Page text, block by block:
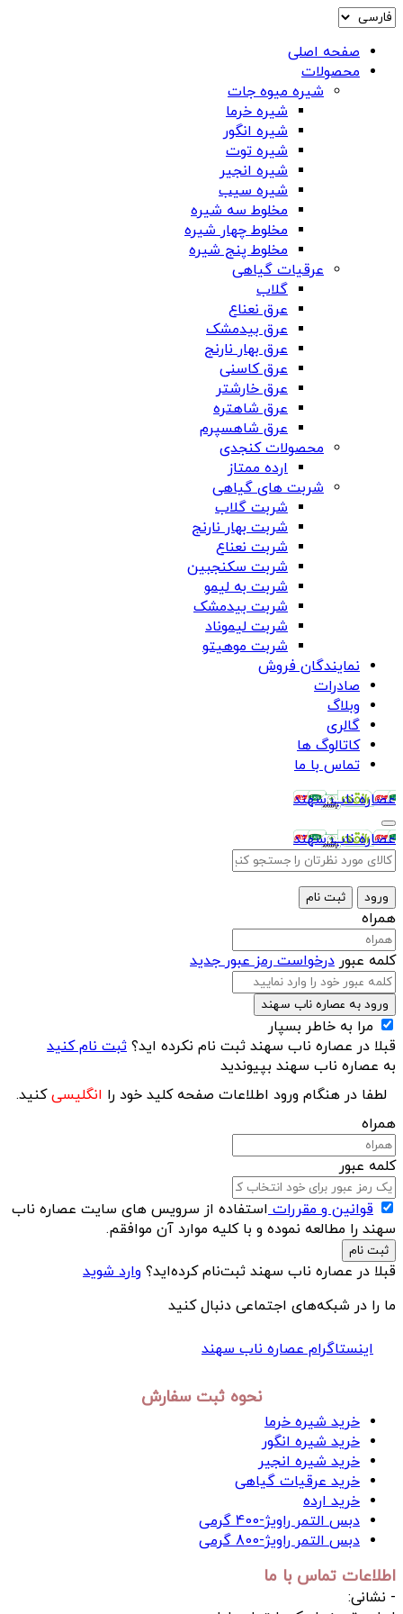
صفحه اصلی
محصولات
شیره میوه جات
شیره خرما
شیره انگور
شیره توت
شیره انجیر
شیره سیب
مخلوط سه شیره
مخلوط چهار شیره
مخلوط پنج شیره
عرقیات گیاهی
گلاب
عرق نعناع
عرق بیدمشک
عرق بهار نارنج
عرق کاسنی
عرق خارشتر
عرق شاهتره
عرق شاهسپرم
محصولات کنجدی
ارده ممتاز
شربت های گیاهی
شربت گلاب
شربت بهار نارنج
شربت نعناع
شربت سکنجبین
شربت به لیمو
شربت بیدمشک
شربت لیموناد
شربت موهیتو
نمایندگان فروش
صادرات
وبلاگ
گالری
کاتالوگ ها
تماس با ما
عصاره ناب سهند
عصاره ناب سهند
ورود ثبت نام
همراه
کلمه عبور درخواست رمز عبور جدید
ورود به عصاره ناب سهند
مرا به خاطر بسپار
قبلا در عصاره ناب سهند ثبت نام نکرده اید؟ ثبت نام کنید
به عصاره ناب سهند بپیوندید
لطفا در هنگام ورود اطلاعات صفحه کلید خود را انگلیسیکنید.
همراه
کلمه عبور
قوانین و مقرراتاستفاده از سرویس های سایت عصاره ناب
سهند را مطالعه نموده و با کلیه موارد آن موافقم.
ثبت نام
قبلا در عصاره ناب سهند ثبت‌نام کرده‌اید؟ وارد شوید
ما را در شبکه‌های اجتماعی دنبال کنید
اینستاگرام عصاره ناب سهند
نحوه ثبت سفارش
خريد شیره خرما
خرید شیره انگور
خرید شیره انجیر
خرید عرقیات گیاهی
خرید ارده
دبس التمر راویژ-400 گرمی
دبس التمر راویژ-800 گرمی
اطلاعات تماس با ما
- نشانی: